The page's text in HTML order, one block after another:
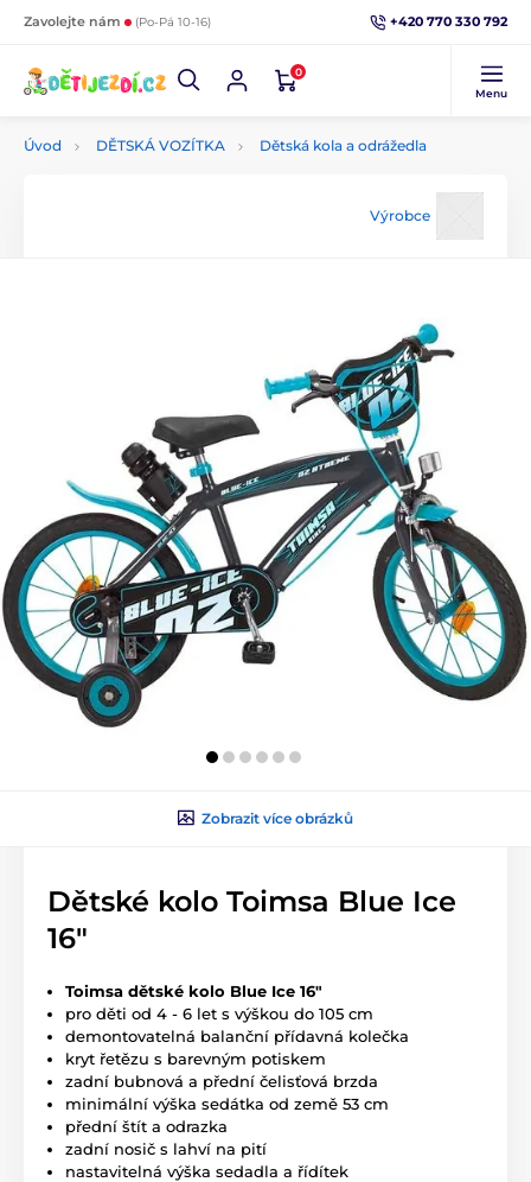
Zavolejte nám (Po-Pá 10-16) +420 770 330 792
0
Menu
Úvod DĚTSKÁ VOZÍTKA Dětská kola a odrážedla
Výrobce
Zobrazit více obrázků
Dětské kolo Toimsa Blue Ice
16"
Toimsa dětské kolo Blue Ice 16"
pro děti od 4 - 6 let s výškou do 105 cm
demontovatelná balanční přídavná kolečka
kryt řetězu s barevným potiskem
zadní bubnová a přední čelisťová brzda
minimální výška sedátka od země 53 cm
přední štít a odrazka
zadní nosič s lahví na pití
nastavitelná výška sedadla a řídítek